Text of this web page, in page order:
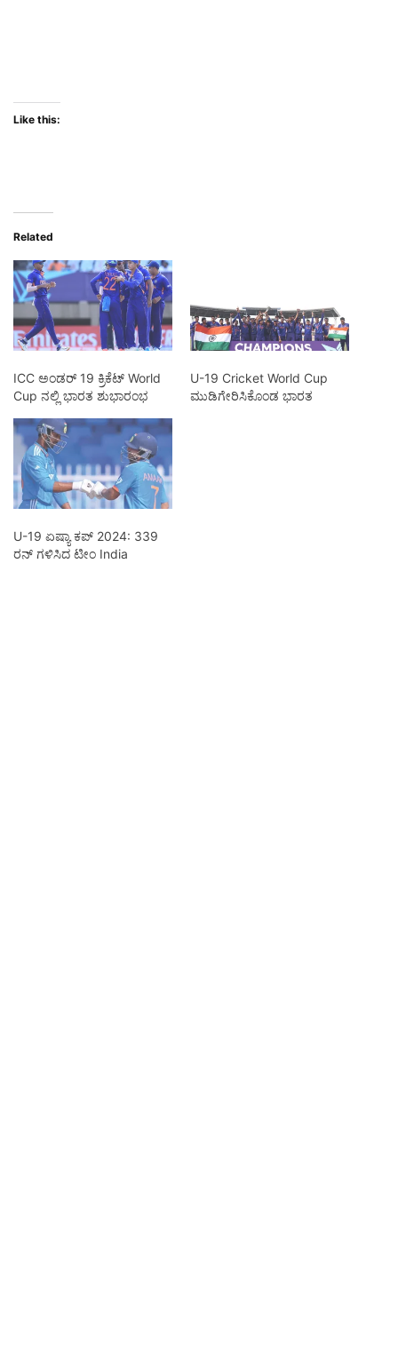
Like this:
Related
ICC ಅಂಡರ್ 19 ಕ್ರಿಕೆಟ್ World
Cup ನಲ್ಲಿ ಭಾರತ ಶುಭಾರಂಭ
U-19 Cricket World Cup
ಮುಡಿಗೇರಿಸಿಕೊಂಡ ಭಾರತ
U-19 ಏಷ್ಯಾ ಕಪ್ 2024: 339
ರನ್ ಗಳಿಸಿದ ಟೀಂ India